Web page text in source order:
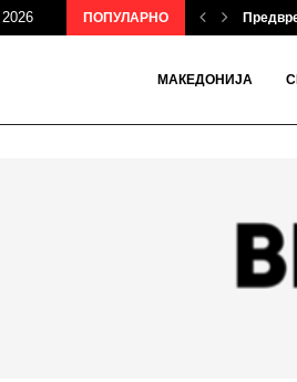
ПОПУЛАРНО
МАКЕДОНИЈА